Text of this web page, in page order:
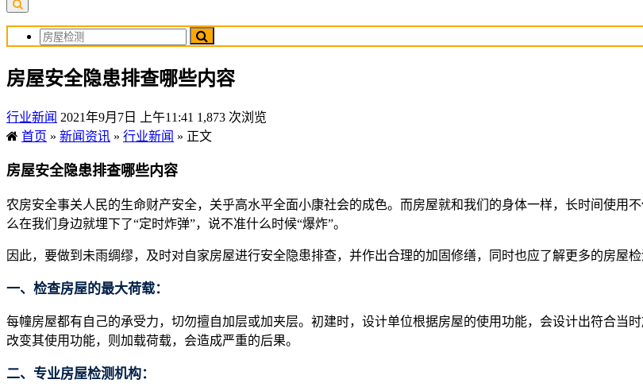
房屋安全隐患排查哪些内容
行业新闻 2021年9月7日 上午11:41 1,873 次浏览
首页 » 新闻资讯 » 行业新闻 » 正文
房屋安全隐患排查哪些内容
农房安全事关人民的生命财产安全，关乎高水平全面小康社会的成色。而房屋就和我们的身体一样，长时间使用
么在我们身边就埋下了“定时炸弹”，说不准什么时候“爆炸”。
因此，要做到未雨绸缪，及时对自家房屋进行安全隐患排查，并作出合理的加固修缮，同时也应了解更多的房屋
一、检查房屋的最大荷载：
每幢房屋都有自己的承受力，切勿擅自加层或加夹层。初建时，设计单位根据房屋的使用功能，会设计出符合当
改变其使用功能，则加载荷载，会造成严重的后果。
二、专业房屋检测机构：